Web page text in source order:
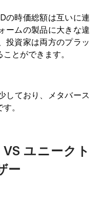
の時価総額は互いに連
ームの製品に大きな違
投資家は両方のプラッ
とができます。
しており、メタバース
。
ユニークト
ー